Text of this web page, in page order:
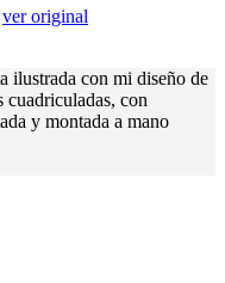
ver original